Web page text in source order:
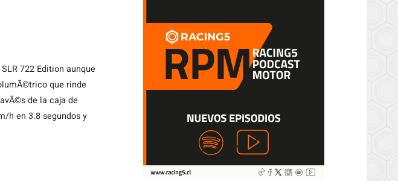
722 Edition aunque
que rinde
de la caja de
h en 3.8 segundos y